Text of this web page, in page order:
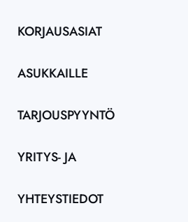
KORJAUSASIAT
ASUKKAILLE
TARJOUSPYYNTÖ
YRITYS- JA
YHTEYSTIEDOT